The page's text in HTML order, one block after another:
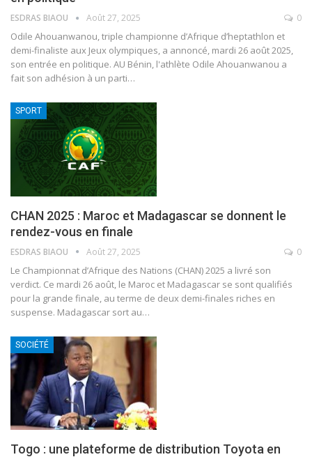
ESDRAS BIAOU Août 27, 2025 0
Odile Ahouanwanou, triple championne d’Afrique d’heptathlon et
demi-finaliste aux Jeux olympiques, a annoncé, mardi 26 août 2025,
son entrée en politique. AU Bénin, l'athlète Odile Ahouanwanou a
fait son adhésion à un parti…
SPORT
CHAN 2025 : Maroc et Madagascar se donnent le
rendez-vous en finale
ESDRAS BIAOU Août 27, 2025 0
Le Championnat d’Afrique des Nations (CHAN) 2025 a livré son
verdict. Ce mardi 26 août, le Maroc et Madagascar se sont qualifiés
pour la grande finale, au terme de deux demi-finales riches en
suspense. Madagascar sort au…
SOCIÉTÉ
Togo : une plateforme de distribution Toyota en